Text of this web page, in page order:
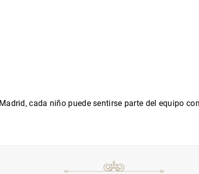
cada niño puede sentirse parte del equipo